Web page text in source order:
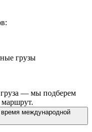
грузы
груза — мы подберем
маршрут.
время международной